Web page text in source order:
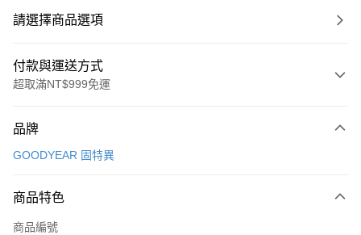
請選擇商品選項
付款與運送方式
超取滿NT$999免運
信用卡一次付款
LINE Pay
Apple Pay
品牌
GOODYEAR 固特異
商品特色
商品編號